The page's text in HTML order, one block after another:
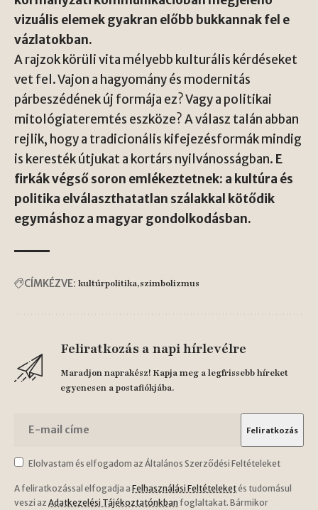
vizuális elemek gyakran előbb bukkannak fel e
vázlatokban.
A rajzok körüli vita mélyebb kulturális kérdéseket
vet fel. Vajon a hagyomány és modernitás
párbeszédének új formája ez? Vagy a politikai
mitológiateremtés eszköze? A válasz talán abban
rejlik, hogy a tradicionális kifejezésformák mindig
is keresték útjukat a kortárs nyilvánosságban. E
firkák végső soron emlékeztetnek: a kultúra és
politika elválaszthatatlan szálakkal kötődik
egymáshoz a magyar gondolkodásban.
CÍMKÉZVE: kultúrpolitika szimbolizmus
Feliratkozás a napi hírlevélre
Maradjon naprakész! Kapja meg a legfrissebb híreket
egyenesen a postafiókjába.
Elolvastam és elfogadom az Általános Szerződési Feltételeket
A feliratkozással elfogadja a Felhasználási Feltételeketés tudomásul
veszi az Adatkezelési Tájékoztatónkban foglaltakat. Bármikor